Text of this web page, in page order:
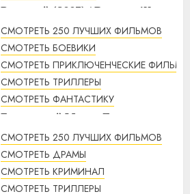
Рататуй (2007) / Ratatouille
смотреть онлайн
2:32 07.08.2026
СМОТРЕТЬ 250 ЛУЧШИХ ФИЛЬМОВ
СМОТРЕТЬ БОЕВИКИ
СМОТРЕТЬ ПРИКЛЮЧЕНЧЕСКИЕ ФИЛЬМЫ
СМОТРЕТЬ ТРИЛЛЕРЫ
СМОТРЕТЬ ФАНТАСТИКУ
Безумный Макс: Дорога
ярости (2015) / Mad Max: Fury
Road смотреть онлайн
1:56 07.08.2026
СМОТРЕТЬ 250 ЛУЧШИХ ФИЛЬМОВ
СМОТРЕТЬ ДРАМЫ
СМОТРЕТЬ КРИМИНАЛ
СМОТРЕТЬ ТРИЛЛЕРЫ